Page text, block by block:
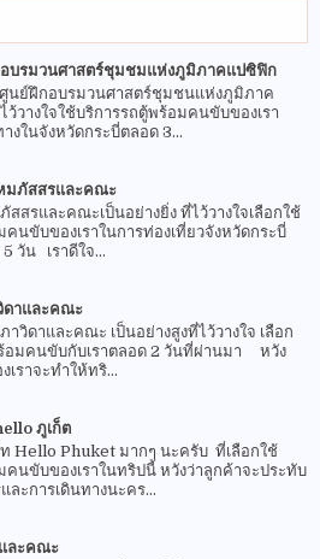
บรมวนศาสตร์ชุมชมแห่งภูมิภาคแปซิฟิก
ย์ฝึกอบรมวนศาสตร์ชุมชนแห่งภูมิภาค
ว้วางใจใช้บริการรถตู้พร้อมคนขับของเรา
งในจังหวัดกระบี่ตลอด 3...
ภัสสรและคณะ
รและคณะเป็นอย่างยิ่ง ที่ไว้วางใจเลือกใช้
นขับของเราในการท่องเที่ยวจังหวัดกระบี่
5 วัน เราดีใจ...
าและคณะ
ดาและคณะ เป็นอย่างสูงที่ไว้วางใจ เลือก
อมคนขับกับเราตลอด 2 วันที่ผ่านมา หวัง
เราจะทำให้ทริ...
ภูเก็ต
Hello Phuket มากๆ นะครับ ที่เลือกใช้
คนขับของเราในทริปนี้ หวังว่าลูกค้าจะประทับ
ละการเดินทางนะคร...
ละคณะ